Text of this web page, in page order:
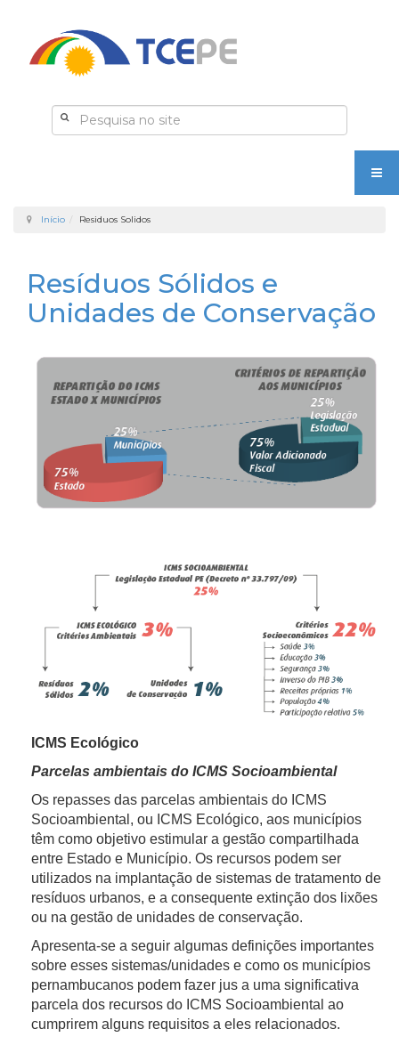
Início Residuos Solidos
Resíduos Sólidos e
Unidades de Conservação
ICMS Ecológico
Parcelas ambientais do ICMS Socioambiental
Os repasses das parcelas ambientais do ICMS
Socioambiental, ou ICMS Ecológico, aos municípios
têm como objetivo estimular a gestão compartilhada
entre Estado e Município. Os recursos podem ser
utilizados na implantação de sistemas de tratamento de
resíduos urbanos, e a consequente extinção dos lixões
ou na gestão de unidades de conservação.
Apresenta-se a seguir algumas definições importantes
sobre esses sistemas/unidades e como os municípios
pernambucanos podem fazer jus a uma significativa
parcela dos recursos do ICMS Socioambiental ao
cumprirem alguns requisitos a eles relacionados.